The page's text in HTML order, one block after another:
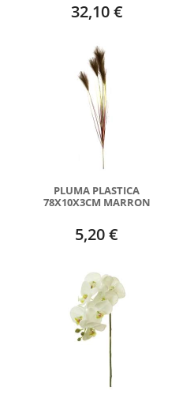
32,10 €
PLUMA PLASTICA
78X10X3CM MARRON
5,20 €